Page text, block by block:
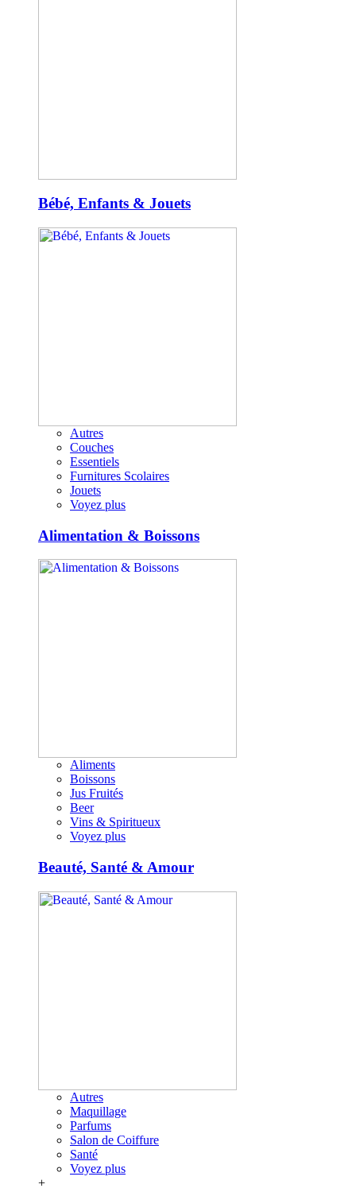
Bébé, Enfants & Jouets
Autres
Couches
Essentiels
Furnitures Scolaires
Jouets
Voyez plus
Alimentation & Boissons
Aliments
Boissons
Jus Fruités
Beer
Vins & Spiritueux
Voyez plus
Beauté, Santé & Amour
Autres
Maquillage
Parfums
Salon de Coiffure
Santé
Voyez plus
+